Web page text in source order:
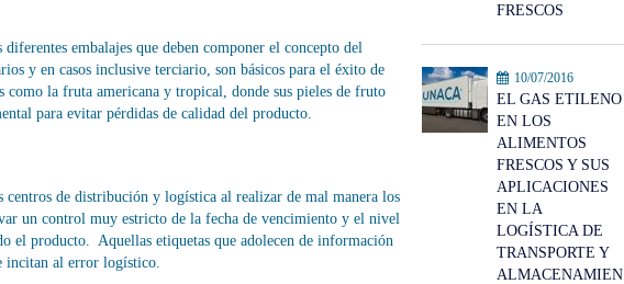
FRESCOS
10/07/2016
EL GAS ETILENO
EN LOS
ALIMENTOS
FRESCOS Y SUS
APLICACIONES
EN LA
LOGÍSTICA DE
TRANSPORTE Y
ALMACENAMIEN
diferentes embalajes que deben componer el concepto del
y en casos inclusive terciario, son básicos para el éxito de
la fruta americana y tropical, donde sus pieles de fruto
para evitar pérdidas de calidad del producto.
centros de distribución y logística al realizar de mal manera los
un control muy estricto de la fecha de vencimiento y el nivel
el producto. Aquellas etiquetas que adolecen de información
incitan al error logístico.